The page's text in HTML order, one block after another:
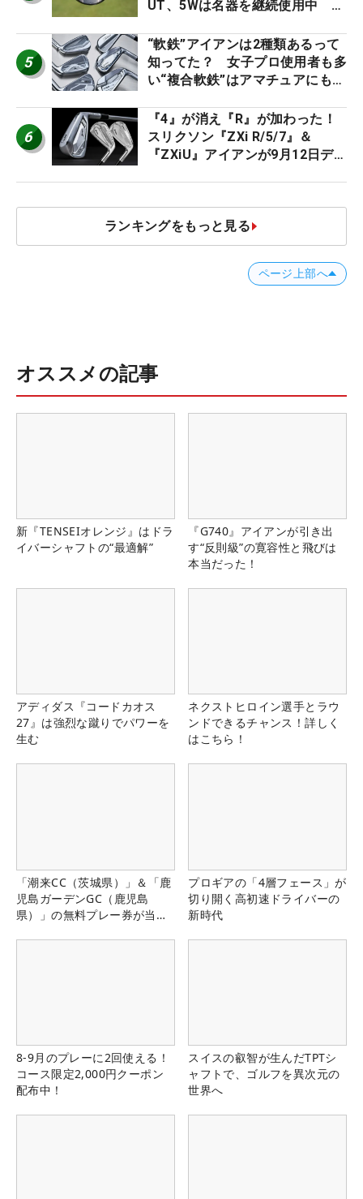
UT、5Wは名器を継続使用中 #
5
“軟鉄”アイアンは2種類あるって
知ってた？ 女子プロ使用者も多
い“複合軟鉄”はアマチュアにもオ
6
『4』が消え『R』が加わった！
スリクソン『ZXi R/5/7』＆
『ZXiU』アイアンが9月12日デ
ランキングをもっと見る
ページ上部へ
オススメの記事
新『TENSEIオレンジ』はドラ
イバーシャフトの“最適解”
『G740』アイアンが引き出
す“反則級”の寛容性と飛びは
本当だった！
アディダス『コードカオス
27』は強烈な蹴りでパワーを
生む
ネクストヒロイン選手とラウ
ンドできるチャンス！詳しく
はこちら！
「潮来CC（茨城県）」＆「鹿
児島ガーデンGC（鹿児島
県）」の無料プレー券が当た
プロギアの「4層フェース」が
切り開く高初速ドライバーの
新時代
8-9月のプレーに2回使える！
コース限定2,000円クーポン
配布中！
スイスの叡智が生んだTPTシ
ャフトで、ゴルフを異次元の
世界へ